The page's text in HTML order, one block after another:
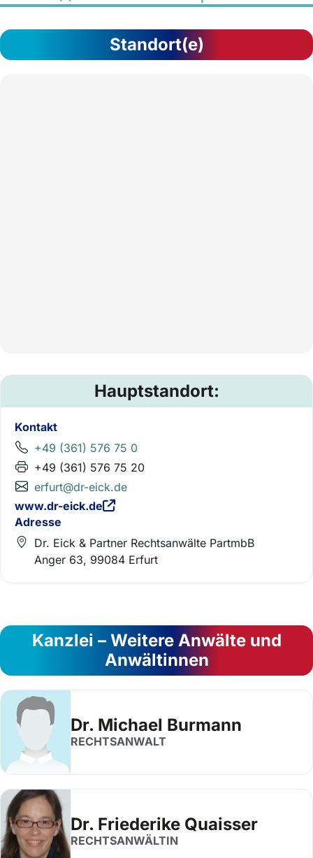
Standort(e)
Hauptstandort:
Kontakt
+49 (361) 576 75 0
+49 (361) 576 75 20
erfurt@dr-eick.de
www.dr-eick.de
Adresse
Dr. Eick & Partner Rechtsanwälte PartmbB
Anger 63, 99084 Erfurt
Kanzlei – Weitere Anwälte und
Anwältinnen
Dr. Michael Burmann
RECHTSANWALT
Dr. Friederike Quaisser
RECHTSANWÄLTIN